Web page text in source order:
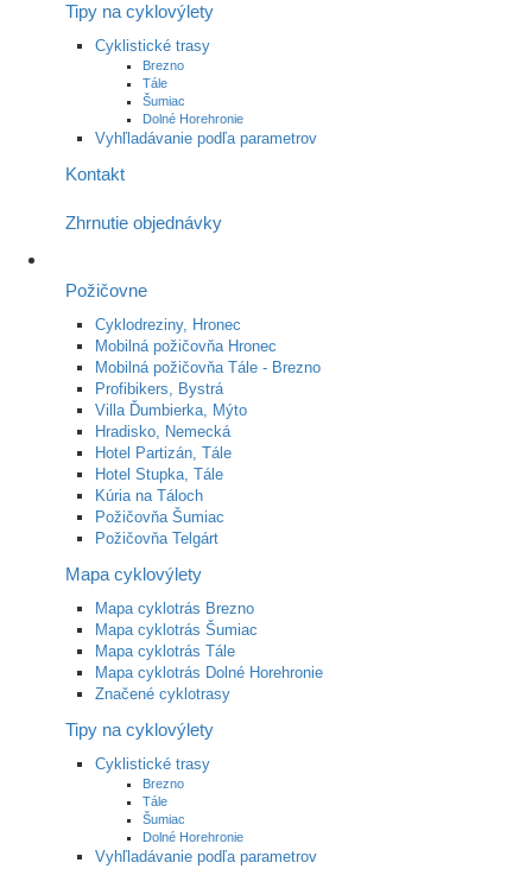
Tipy na cyklovýlety
Cyklistické trasy
Brezno
Tále
Šumiac
Dolné Horehronie
Vyhľladávanie podľa parametrov
Kontakt
Zhrnutie objednávky
Požičovne
Cyklodreziny, Hronec
Mobilná požičovňa Hronec
Mobilná požičovňa Tále - Brezno
Profibikers, Bystrá
Villa Ďumbierka, Mýto
Hradisko, Nemecká
Hotel Partizán, Tále
Hotel Stupka, Tále
Kúria na Táloch
Požičovňa Šumiac
Požičovňa Telgárt
Mapa cyklovýlety
Mapa cyklotrás Brezno
Mapa cyklotrás Šumiac
Mapa cyklotrás Tále
Mapa cyklotrás Dolné Horehronie
Značené cyklotrasy
Tipy na cyklovýlety
Cyklistické trasy
Brezno
Tále
Šumiac
Dolné Horehronie
Vyhľladávanie podľa parametrov